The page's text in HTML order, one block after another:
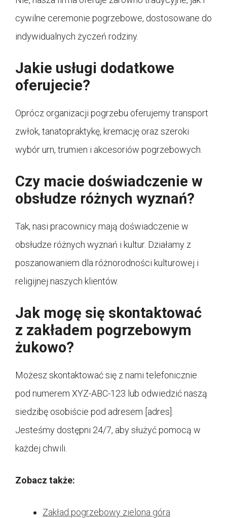
cywilne ceremonie pogrzebowe, dostosowane do
indywidualnych życzeń rodziny.
Jakie usługi dodatkowe
oferujecie?
Oprócz organizacji pogrzebu oferujemy transport
zwłok, tanatopraktykę, kremację oraz szeroki
wybór urn, trumien i akcesoriów pogrzebowych.
Czy macie doświadczenie w
obsłudze różnych wyznań?
Tak, nasi pracownicy mają doświadczenie w
obsłudze różnych wyznań i kultur. Działamy z
poszanowaniem dla różnorodności kulturowej i
religijnej naszych klientów.
Jak mogę się skontaktować
z zakładem pogrzebowym
żukowo?
Możesz skontaktować się z nami telefonicznie
pod numerem XYZ-ABC-123 lub odwiedzić naszą
siedzibę osobiście pod adresem [adres].
Jesteśmy dostępni 24/7, aby służyć pomocą w
każdej chwili.
Zobacz także:
Zakład pogrzebowy zielona góra